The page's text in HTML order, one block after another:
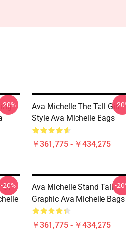
-20%
Ava Michelle The Tall Girl
Style Ava Michelle Bags
￥361,775 - ￥434,275
-
Of
-20%
Ava Michelle Stand Tall
Graphic Ava Michelle Bags
￥361,775 - ￥434,275
-